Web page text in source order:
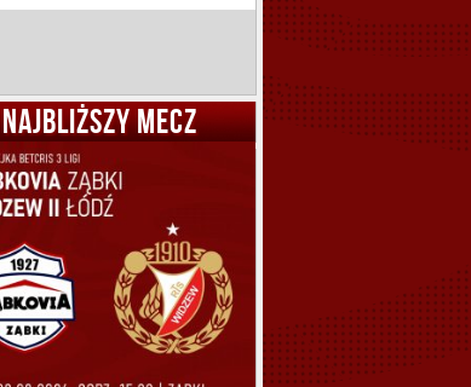
NAJBLIŻSZY MECZ